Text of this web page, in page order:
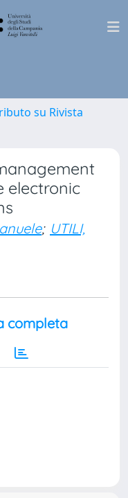
su Rivista
electronic
; UTILI,
completa